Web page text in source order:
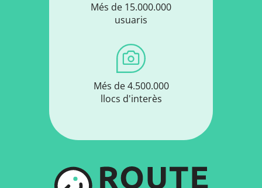
Més de 15.000.000
usuaris
Més de 4.500.000
llocs d'interès